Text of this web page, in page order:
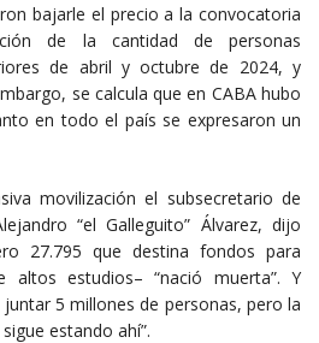
bajarle el precio a la convocatoria
de la cantidad de personas
de abril y octubre de 2024, y
se calcula que en CABA hubo
en todo el país se expresaron un
movilización el subsecretario de
“el Galleguito” Álvarez, dijo
27.795 que destina fondos para
estudios– “nació muerta”. Y
juntar 5 millones de personas, pero la
estando ahí”.